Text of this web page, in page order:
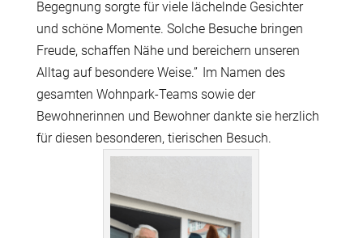
Begegnung sorgte für viele lächelnde Gesichter
und schöne Momente. Solche Besuche bringen
Freude, schaffen Nähe und bereichern unseren
Alltag auf besondere Weise.” Im Namen des
gesamten Wohnpark-Teams sowie der
Bewohnerinnen und Bewohner dankte sie herzlich
für diesen besonderen, tierischen Besuch.